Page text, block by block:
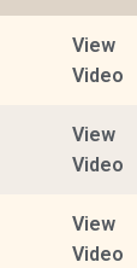
View
Video
View
Video
View
Video